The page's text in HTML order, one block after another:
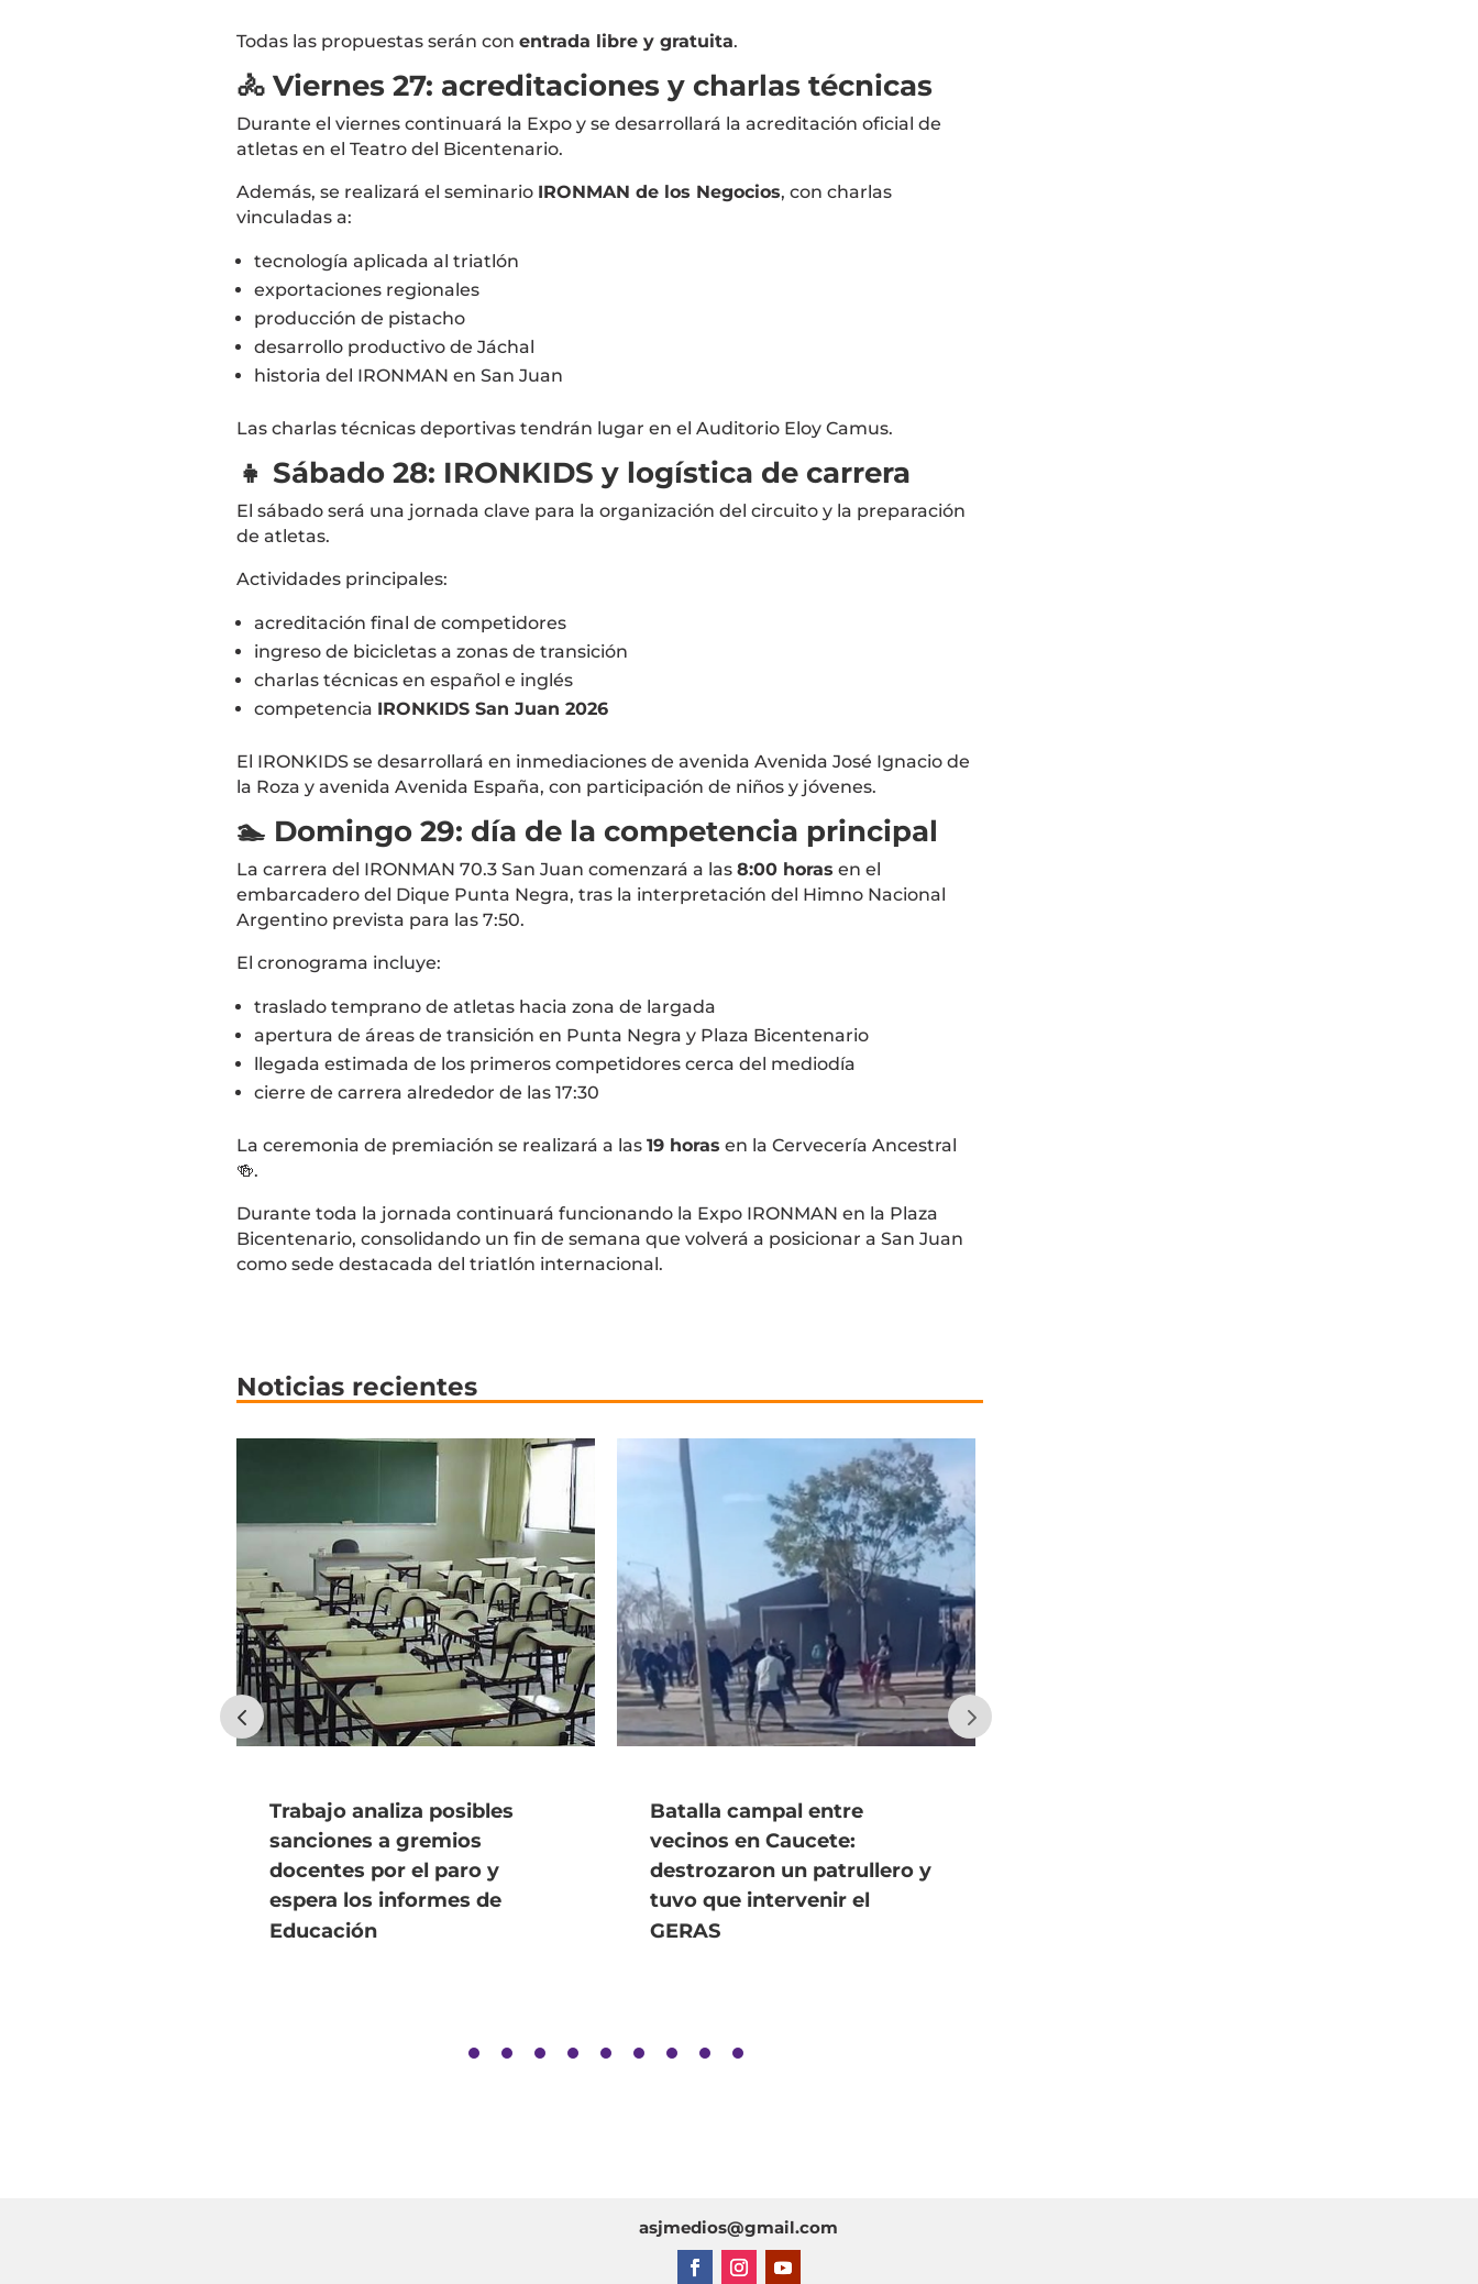
Todas las propuestas serán conentrada libre y gratuita.
🚴 Viernes 27: acreditaciones y charlas técnicas
Durante el viernes continuará la Expo y se desarrollará la acreditación oficial de
atletas en elTeatro del Bicentenario.
Además, se realizará el seminario IRONMAN de los Negocios, con charlas
vinculadas a:
tecnología aplicada al triatlón
exportaciones regionales
producción de pistacho
desarrollo productivo deJáchal
historia del IRONMAN en San Juan
Las charlas técnicas deportivas tendrán lugar en elAuditorio Eloy Camus.
👧 Sábado 28: IRONKIDS y logística de carrera
El sábado será una jornada clave para la organización del circuito y la preparación
de atletas.
Actividades principales:
acreditación final de competidores
ingreso de bicicletas a zonas de transición
charlas técnicas en español e inglés
competencia IRONKIDS San Juan 2026
El IRONKIDS se desarrollará en inmediaciones de avenidaAvenida José Ignacio de
la Roza y avenidaAvenida España, con participación de niños y jóvenes.
🏊 Domingo 29: día de la competencia principal
La carrera del IRONMAN 70.3 San Juan comenzará a las8:00 horas en el
embarcadero del Dique Punta Negra, tras la interpretación del Himno Nacional
Argentino prevista para las 7:50.
El cronograma incluye:
traslado temprano de atletas hacia zona de largada
apertura de áreas de transición en Punta Negra y Plaza Bicentenario
llegada estimada de los primeros competidores cerca del mediodía
cierre de carrera alrededor de las 17:30
La ceremonia de premiación se realizará a las19 horas en la Cervecería Ancestral
🍻.
Durante toda la jornada continuará funcionando la Expo IRONMAN en la Plaza
Bicentenario, consolidando un fin de semana que volverá a posicionar a San Juan
como sede destacada del triatlón internacional.
Noticias recientes
Trabajo analiza posibles
sanciones a gremios
docentes por el paro y
espera los informes de
Educación
Batalla campal entre
vecinos en Caucete:
destrozaron un patrullero y
tuvo que intervenir el
GERAS
asjmedios@gmail.com